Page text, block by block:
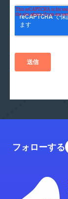
フォローする